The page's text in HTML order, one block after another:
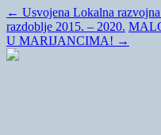
← Usvojena Lokalna
razdoblje 2015. – 2020.
U MARIJANCIMA! →